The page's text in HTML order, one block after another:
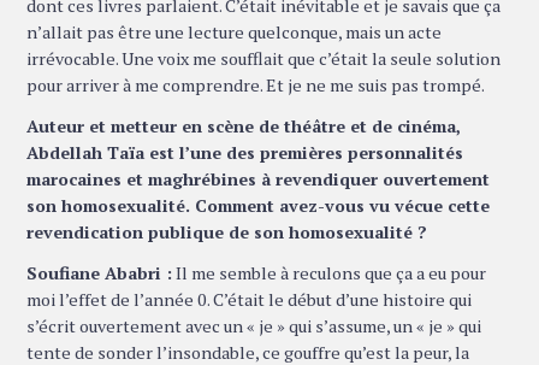
dont ces livres parlaient. C’était inévitable et je savais que ça
n’allait pas être une lecture quelconque, mais un acte
irrévocable. Une voix me soufflait que c’était la seule solution
pour arriver à me comprendre. Et je ne me suis pas trompé.
Auteur et metteur en scène de théâtre et de cinéma,
Abdellah Taïa est l’une des premières personnalités
marocaines et maghrébines à revendiquer ouvertement
son homosexualité. Comment avez-vous vu vécue cette
revendication publique de son homosexualité ?
Soufiane Ababri : Il me semble à reculons que ça a eu pour
moi l’effet de l’année 0. C’était le début d’une histoire qui
s’écrit ouvertement avec un « je » qui s’assume, un « je » qui
tente de sonder l’insondable, ce gouffre qu’est la peur, la